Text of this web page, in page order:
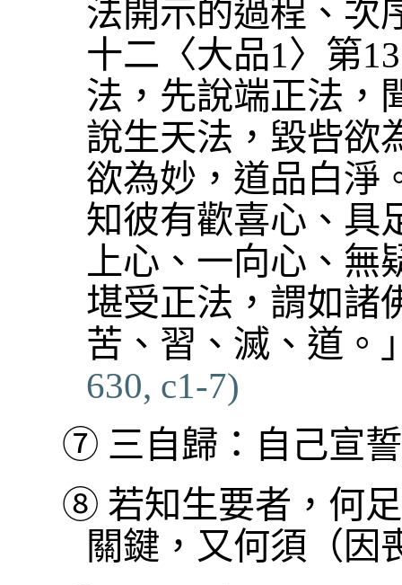
法開示的過程、次
十二〈大品1〉第
法，先說端正法，
說生天法，毀呰欲
欲為妙，道品白淨
知彼有歡喜心、具
上心、一向心、
堪受正法，謂如諸
苦、習、滅、道。
630, c1-7)
⑦ 三自歸：自己宣
⑧ 若知生要者，何
關鍵，又何須（因